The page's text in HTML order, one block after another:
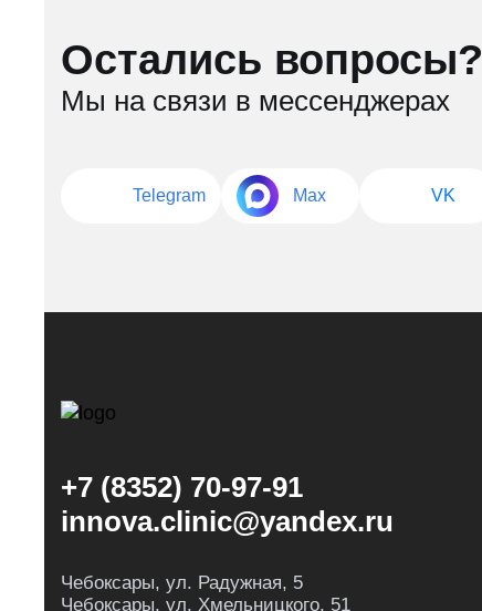
Остались вопросы?
Мы на связи в мессенджерах
Telegram Max VK
+7 (8352) 70-97-91
innova.clinic@yandex.ru
Чебоксары, ул. Радужная, 5
Чебоксары, ул. Хмельницкого, 51